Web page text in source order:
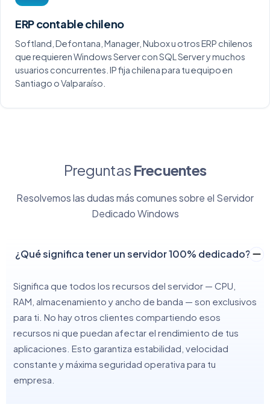
ERP contable chileno
Softland, Defontana, Manager, Nubox u otros ERP chilenos
que requieren Windows Server con SQL Server y muchos
usuarios concurrentes. IP fija chilena para tu equipo en
Santiago o Valparaíso.
Preguntas Frecuentes
Resolvemos las dudas más comunes sobre el Servidor
Dedicado Windows
¿Qué significa tener un servidor 100% dedicado?
Significa que todos los recursos del servidor — CPU,
RAM, almacenamiento y ancho de banda — son exclusivos
para ti. No hay otros clientes compartiendo esos
recursos ni que puedan afectar el rendimiento de tus
aplicaciones. Esto garantiza estabilidad, velocidad
constante y máxima seguridad operativa para tu
empresa.